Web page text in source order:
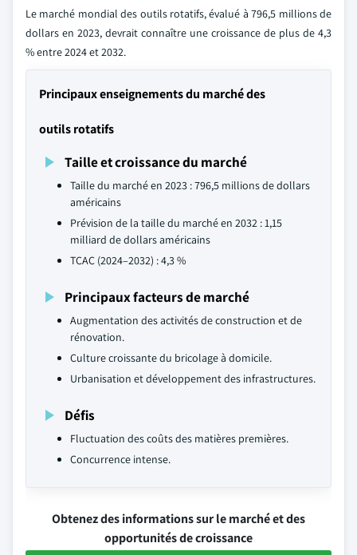
Le marché mondial des outils rotatifs, évalué à 796,5 millions de
dollars en 2023, devrait connaître une croissance de plus de 4,3
% entre 2024 et 2032.
Principaux enseignements du marché des
outils rotatifs
Taille et croissance du marché
Taille du marché en 2023 : 796,5 millions de dollars
américains
Prévision de la taille du marché en 2032 : 1,15
milliard de dollars américains
TCAC (2024–2032) : 4,3 %
Principaux facteurs de marché
Augmentation des activités de construction et de
rénovation.
Culture croissante du bricolage à domicile.
Urbanisation et développement des infrastructures.
Défis
Fluctuation des coûts des matières premières.
Concurrence intense.
Obtenez des informations sur le marché et des
opportunités de croissance